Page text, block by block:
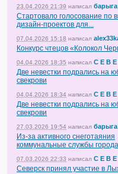
23.04.2026 21:39 написал барыга
Стартовало голосование по
дизайн-проектов для...
07.04.2026 15:18 написал
Конкурс чтецов «Колокол
04.04.2026 18:35 написал С Е В Е
Две невестки подрались на
свекрови
04.04.2026 18:34 написал С Е В Е
Две невестки подрались на
свекрови
27.03.2026 19:54 написал барыга
Из-за активного снеготаяния
коммунальные службы
07.03.2026 22:33 написал С Е В Е
Северск принял участие в